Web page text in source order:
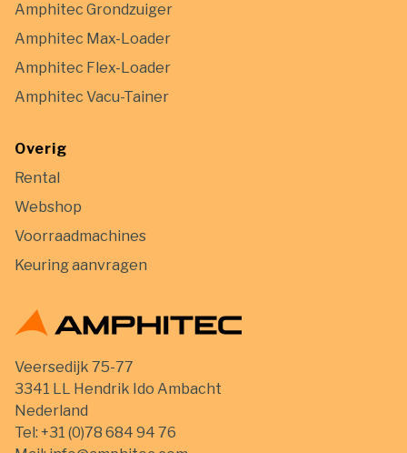
Amphitec Grondzuiger
Amphitec Max-Loader
Amphitec Flex-Loader
Amphitec Vacu-Tainer
Overig
Rental
Webshop
Voorraadmachines
Keuring aanvragen
Veersedijk 75-77
3341 LL Hendrik Ido Ambacht
Nederland
Tel: +31 (0)78 684 94 76